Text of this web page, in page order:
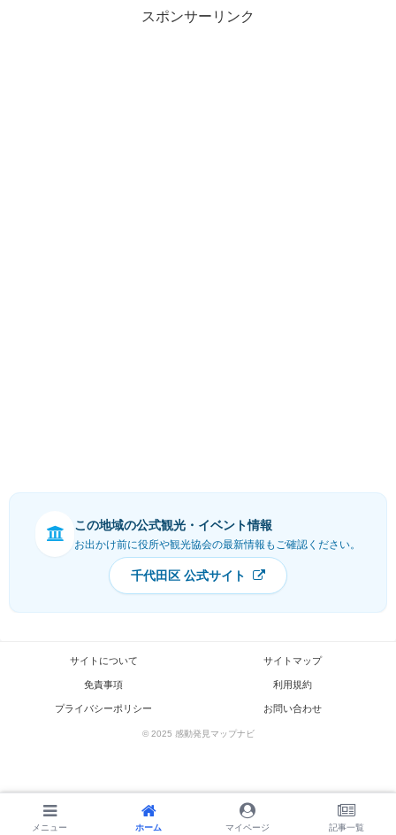
スポンサーリンク
この地域の公式観光・イベント情報
お出かけ前に役所や観光協会の最新情報もご確認ください。
千代田区 公式サイト
メニュー トップ サイドバー
サイトについて サイトマップ
免責事項 利用規約
プライバシーポリシー お問い合わせ
© 2025 感動発見マップナビ
メニュー ホーム マイページ 記事一覧